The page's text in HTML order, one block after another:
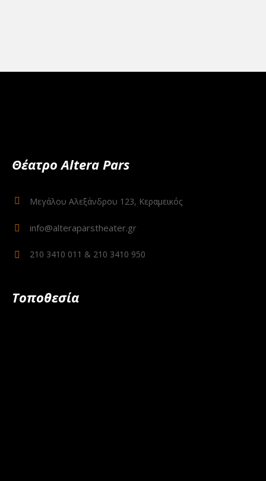
Θέατρο Altera Pars
Μεγάλου Αλεξάνδρου 123, Κεραμεικός
info@alteraparstheater.gr
210 3410 011 & 210 3410 950
Τοποθεσία